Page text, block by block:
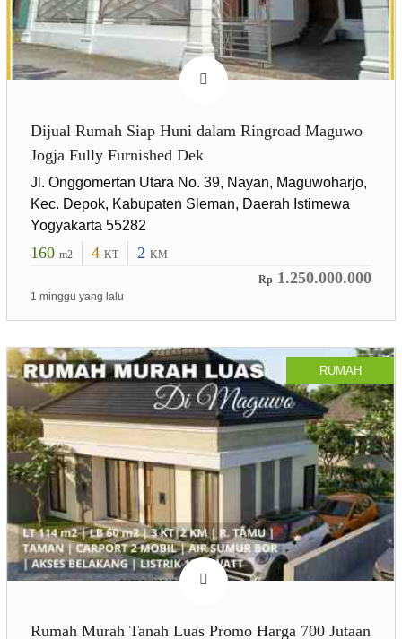
Dijual Rumah Siap Huni dalam Ringroad Maguwo
Jogja Fully Furnished Dek
Jl. Onggomertan Utara No. 39, Nayan, Maguwoharjo,
Kec. Depok, Kabupaten Sleman, Daerah Istimewa
Yogyakarta 55282
160 m2 4 KT 2 KM
Rp 1.250.000.000
1 minggu yang lalu
RUMAH
Rumah Murah Tanah Luas Promo Harga 700 Jutaan